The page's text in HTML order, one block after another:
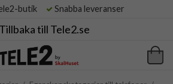
butik Snabba leveranser
till Tele2.se